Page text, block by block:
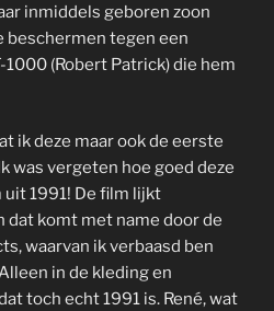
inmiddels geboren zoon
beschermen tegen een
(Robert Patrick) die hem
ik deze maar ook de eerste
was vergeten hoe goed deze
uit 1991! De film lijkt
dat komt met name door de
waarvan ik verbaasd ben
in de kleding en
toch echt 1991 is. René, wat